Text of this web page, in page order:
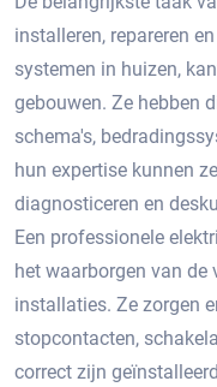
installeren, repareren
systemen in huizen,
gebouwen.​ Ze hebben
schema's,
hun expertise kunnen
diagnosticeren en
Een professionele
het waarborgen van de
installaties.​ Ze zorgen
stopcontacten,
correct zijn